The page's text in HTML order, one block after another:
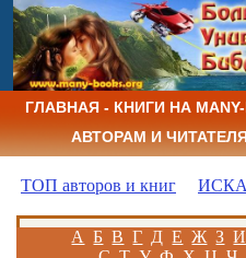
ГЛАВНАЯ - КНИГИ НА MANY-
АВТОРАМ И
ТОП авторов и книг
А Б В Г Д Е Ж З И